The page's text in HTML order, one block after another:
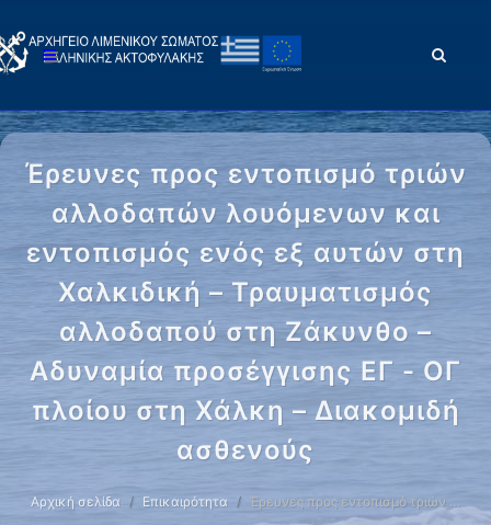
Έρευνες προς εντοπισμό τριών
αλλοδαπών λουόμενων και
εντοπισμός ενός εξ αυτών στη
Χαλκιδική – Τραυματισμός
αλλοδαπού στη Ζάκυνθο –
Αδυναμία προσέγγισης ΕΓ - ΟΓ
πλοίου στη Χάλκη – Διακομιδή
ασθενούς
Αρχική σελίδα Επικαιρότητα Έρευνες προς εντοπισμό τριών …